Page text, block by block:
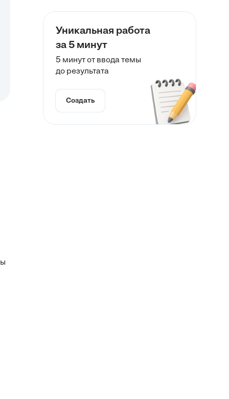
Уникальная работа
за 5 минут
5 минут от ввода темы
до результата
Создать